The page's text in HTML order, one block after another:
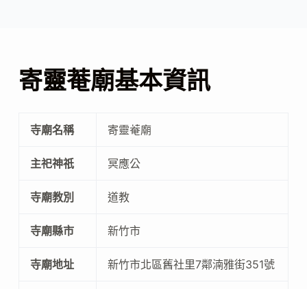
寄靈菴廟基本資訊
寺廟名稱 寄靈菴廟
主祀神祇 冥應公
寺廟教別 道教
寺廟縣市 新竹市
寺廟地址 新竹市北區舊社里7鄰湳雅街351號